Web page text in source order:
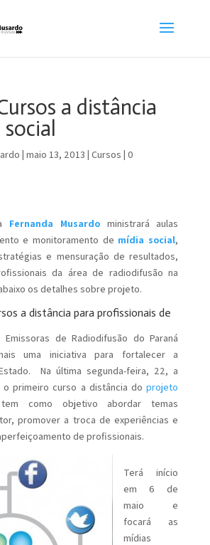
a distância
| maio 13, 2013 | Cursos | 0
Fernanda Musardoministrará aulas
e monitoramento de mídia social,
e mensuração de resultados,
da área de radiodifusão na
os detalhes sobre projeto.
a distância para profissionais de
de Radiodifusão do Paraná
uma iniciativa para fortalecer a
Na última segunda-feira, 22, a
o primeiro curso a distância doprojeto
como objetivo abordar temas
promover a troca de experiências e
de profissionais.
Terá início
em 6 de
maio e
focará as
mídias